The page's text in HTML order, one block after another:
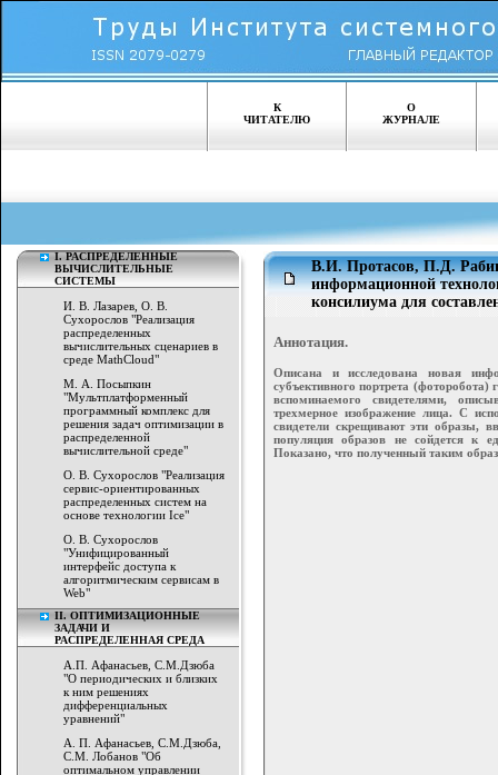
К
ЧИТАТЕЛЮ
О
ЖУРНАЛЕ
I. РАСПРЕДЕЛЕННЫЕ
ВЫЧИСЛИТЕЛЬНЫЕ
СИСТЕМЫ
И. В. Лазарев, О. В.
Сухорослов "Реализация
распределенных
вычислительных сценариев в
среде MathCloud"
М. А. Посыпкин
"Мультплатформенный
программный комплекс для
решения задач оптимизации в
распределенной
вычислительной среде"
О. В. Сухорослов "Реализация
сервис-ориентированных
распределенных систем на
основе технологии Ice"
О. В. Сухорослов
"Унифицированный
интерфейс доступа к
алгоритмическим сервисам в
Web"
II. ОПТИМИЗАЦИОННЫЕ
ЗАДАЧИ И
РАСПРЕДЕЛЕННАЯ СРЕДА
А.П. Афанасьев, C.M.Дзюба
"О периодических и близких
к ним решениях
дифференциальных
уравнений"
А. П. Афанасьев, C.M.Дзюба,
C.M. Лобанов "Об
оптимальном управлении
В.И. Протасов, П.Д.
информационной
консилиума для
Аннотация.
Описана и исследована новая
субъективного портрета
вспоминаемого свидетелями,
трехмерное изображение лица. С
свидетели скрещивают эти образы,
популяция образов не сойдется к
Показано, что полученный таким